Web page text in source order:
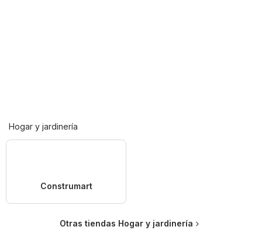
Hogar y jardinería
Construmart
Otras tiendas Hogar y jardinería